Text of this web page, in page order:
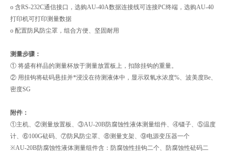
o 含RS-232C通信接口，选购AU-40A数据连接线可连接PC终端，选购AU-40
打印机可打印测量数据
o 配置防风防尘罩，组合方便、坚固耐用
测量步骤：
① 将盛有样品的测量杯放于测量放置板上，扣除挂钩的重量。
② 用挂钩将砝码悬挂并*浸没在待测液体中，显示双氧水浓度%、波美度Be、
密度SG
附件：
①主机、②测量放置板、③AU-20B防腐蚀性液体测量组件、④镊子、⑤温度
计、⑥100G砝码、⑦防风防尘罩、⑧测量支架、⑨电源变压器一个
※AU-20B防腐蚀性液体测量组件含：防腐蚀性挂钩二个、防腐蚀性砝码二